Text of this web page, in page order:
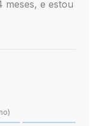
meses, e estou